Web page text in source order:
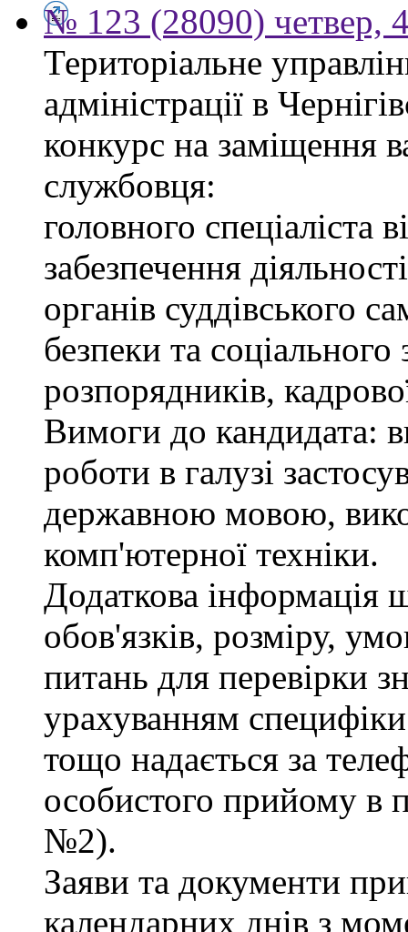
№ 123 (28090) четвер,
Територіальне
адміністрації в
конкурс на заміщення
службовця:
головного спеціаліста
забезпечення
органів суддівського
безпеки та
розпорядників,
Вимоги до кандидата:
роботи в галузі
державною мовою,
комп'ютерної техніки.
Додаткова інформація
обов'язків, розміру,
питань для перевірки
урахуванням
тощо надається за
особистого прийому в
№2).
Заяви та документи
календарних днів з